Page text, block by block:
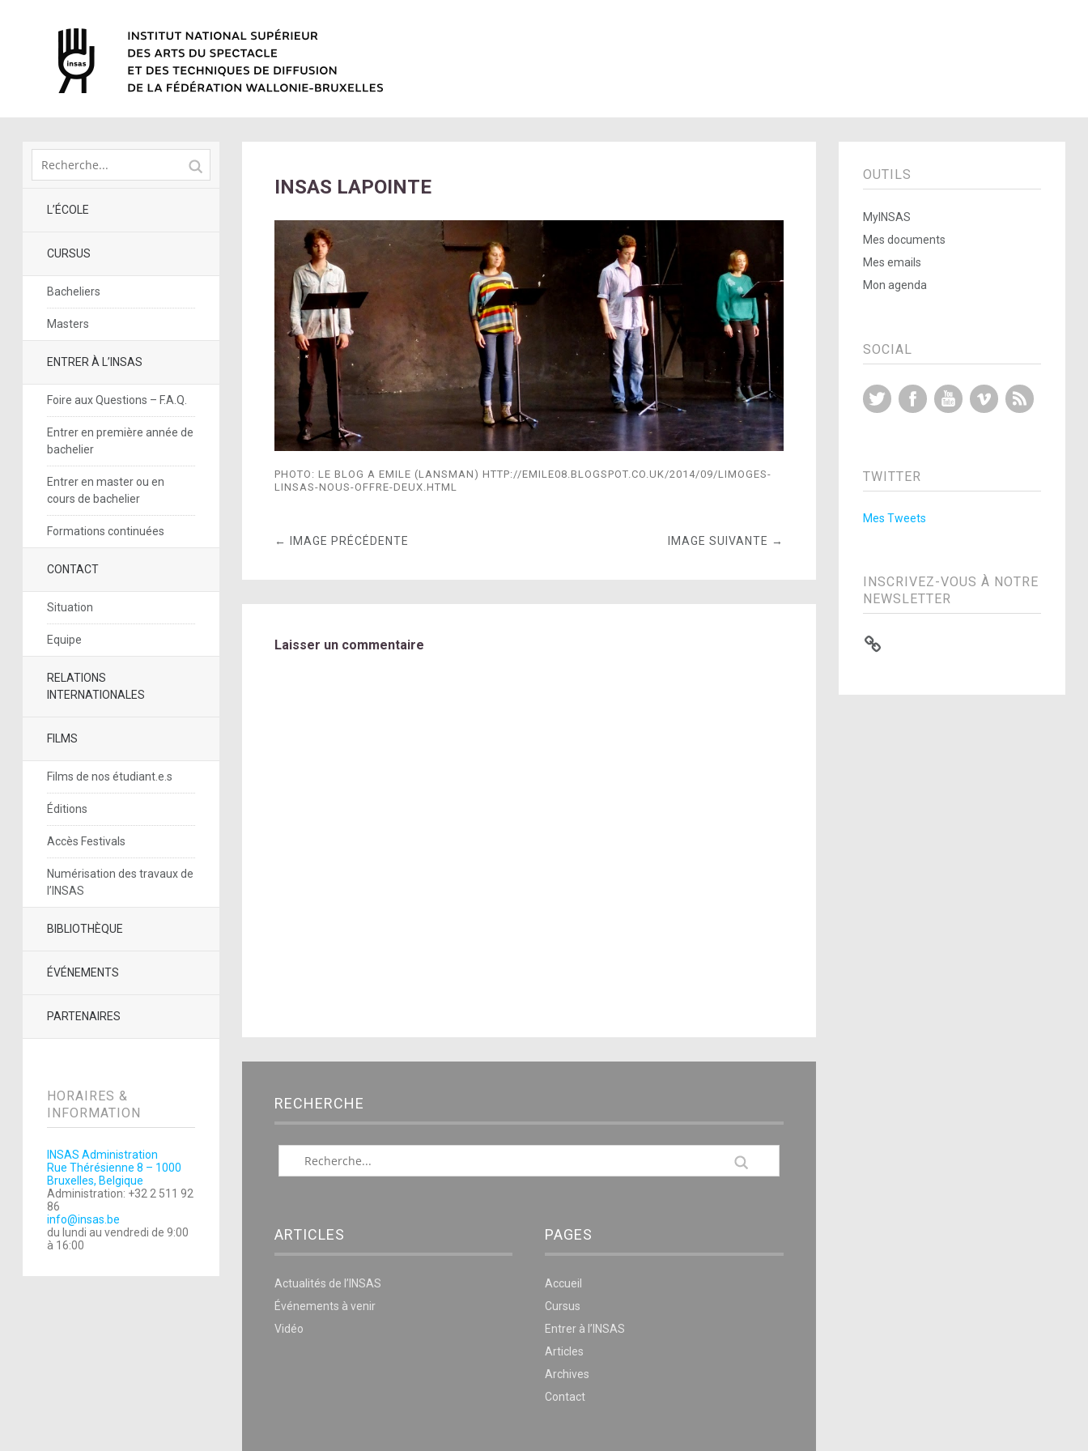
L’ÉCOLE
CURSUS
Bacheliers
Masters
ENTRER À L’INSAS
Foire aux Questions – F.A.Q.
Entrer en première année de
bachelier
Entrer en master ou en
cours de bachelier
Formations continuées
CONTACT
Situation
Equipe
RELATIONS
INTERNATIONALES
FILMS
Films de nos étudiant.e.s
Éditions
Accès Festivals
Numérisation des travaux de
l’INSAS
BIBLIOTHÈQUE
ÉVÉNEMENTS
PARTENAIRES
HORAIRES &
INFORMATION
INSAS Administration
Rue Thérésienne 8 – 1000
Bruxelles, Belgique
Administration: +32 2 511 92
86
info@insas.be
du lundi au vendredi de 9:00
à 16:00
INSAS LAPOINTE
PHOTO: LE BLOG A EMILE (LANSMAN) HTTP://EMILE08.BLOGSPOT.CO.UK/2014/09/LIMOGES-
LINSAS-NOUS-OFFRE-DEUX.HTML
← IMAGE PRÉCÉDENTE IMAGE SUIVANTE →
Laisser un commentaire
RECHERCHE
ARTICLES
Actualités de l’INSAS
Événements à venir
Vidéo
PAGES
Accueil
Cursus
Entrer à l’INSAS
Articles
Archives
Contact
OUTILS
MyINSAS
Mes documents
Mes emails
Mon agenda
SOCIAL
Twitter FacebookYouTubeVimeo
TWITTER
Mes Tweets
INSCRIVEZ-VOUS À NOTRE
NEWSLETTER